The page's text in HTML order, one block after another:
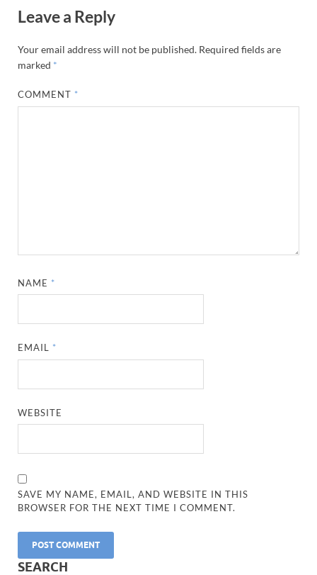
Leave a Reply
Your email address will not be published. Required fields are
marked *
COMMENT *
NAME *
EMAIL *
WEBSITE
SAVE MY NAME, EMAIL, AND WEBSITE IN THIS
BROWSER FOR THE NEXT TIME I COMMENT.
SEARCH